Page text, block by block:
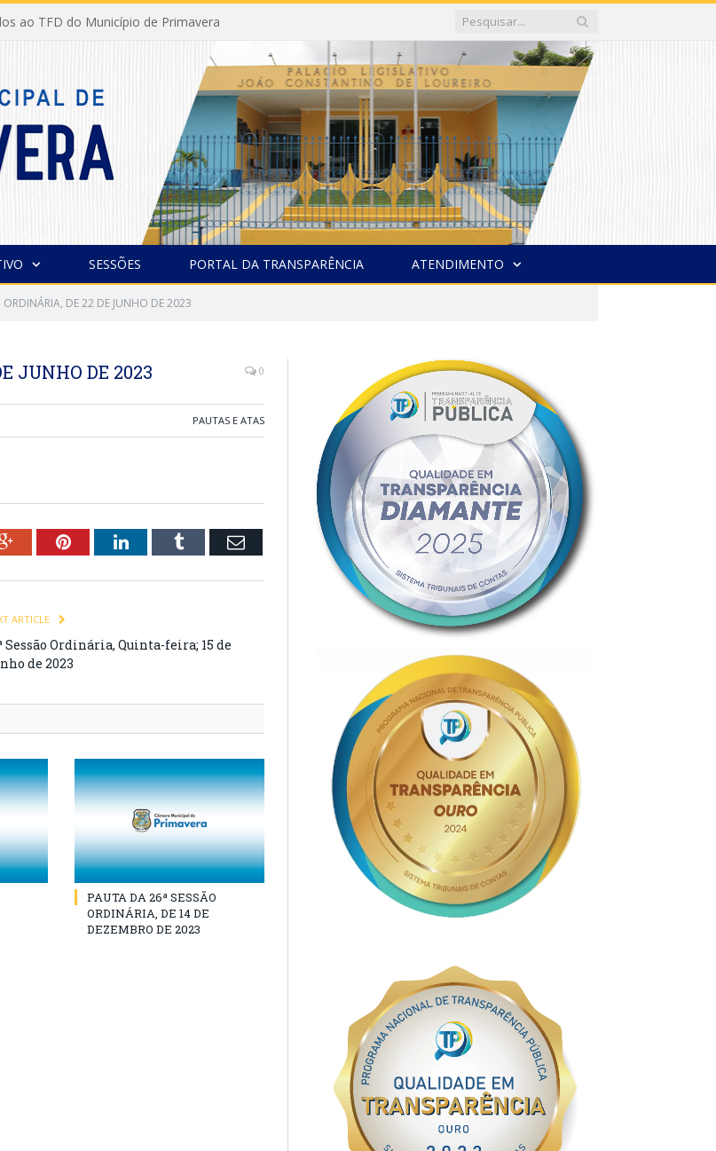
ao TFD do Município de Primavera
SESSÕES PORTAL DA TRANSPARÊNCIA ATENDIMENTO
ORDINÁRIA, DE 22 DE JUNHO DE 2023
JUNHO DE 2023 0
PAUTAS E ATAS
Google+PinterestLinkedInTumblr Email
ARTICLE
Sessão Ordinária, Quinta-feira; 15 de
de 2023
PAUTA DA 26ª SESSÃO
ORDINÁRIA, DE 14 DE
DEZEMBRO DE 2023